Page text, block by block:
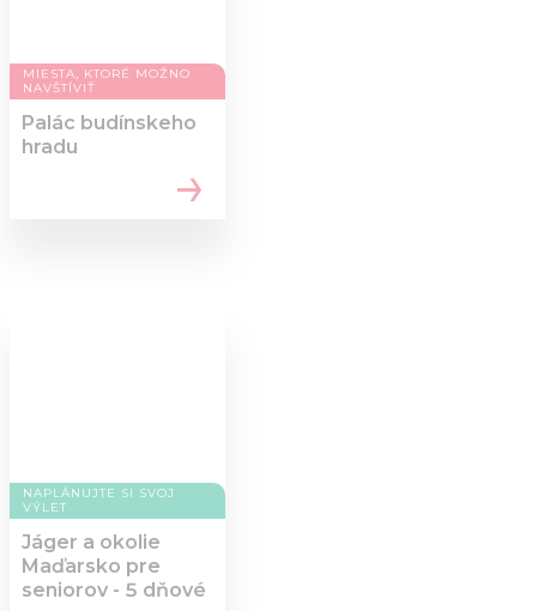
MIESTA, KTORÉ MOŽNO
NAVŠTÍVIŤ
Palác budínskeho
hradu
NAPLÁNUJTE SI SVOJ
VÝLET
Jáger a okolie
Maďarsko pre
seniorov - 5 dňové